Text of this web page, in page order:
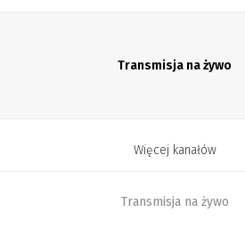
Transmisja na żywo
Więcej kanałów
Transmisja na żywo